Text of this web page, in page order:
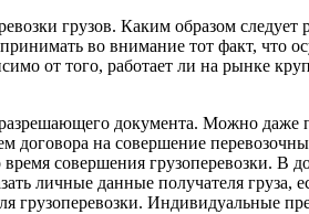
грузов. Каким образом следует
во внимание тот факт, что
от того, работает ли на рынке
документа. Можно даже
договора на совершение
совершения грузоперевозки. В
личные данные получателя груза,
грузоперевозки. Индивидуальные